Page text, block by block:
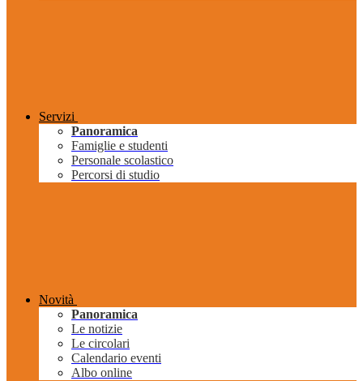
Servizi
Panoramica
Famiglie e studenti
Personale scolastico
Percorsi di studio
Novità
Panoramica
Le notizie
Le circolari
Calendario eventi
Albo online